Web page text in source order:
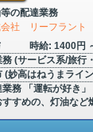
の配達業務
社 リーフラント
時給: 1400円
(サービス系/旅行
(妙高はねうまライ
務 「運転が好き」
すめの、灯油など